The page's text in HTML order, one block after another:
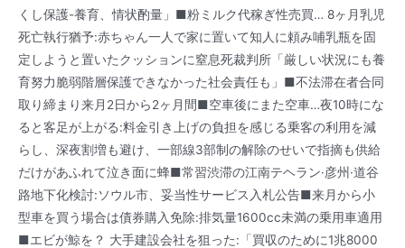
くし保護-養育、情状酌量」■粉ミルク代稼ぎ性売買… 8ヶ月乳児
死亡執行猶予:赤ちゃん一人で家に置いて知人に頼み哺乳瓶を固
定しようと置いたクッションに窒息死裁判所「厳しい状況にも養
育努力脆弱階層保護できなかった社会責任も」■不法滞在者合同
取り締まり来月2日から2ヶ月間■空車後にまた空車…夜10時にな
ると客足が上がる:料金引き上げの負担を感じる乗客の利用を減
らし、深夜割増も避け、一部線3部制の解除のせいで指摘も供給
だけがあふれて泣き面に蜂■常習渋滞の江南テヘラン·彦州·道谷
路地下化検討:ソウル市、妥当性サービス入札公告■来月から小
型車を買う場合は債券購入免除:排気量1600cc未満の乗用車適用
■エビが鯨を？ 大手建設会社を狙った:「買収のために1兆8000